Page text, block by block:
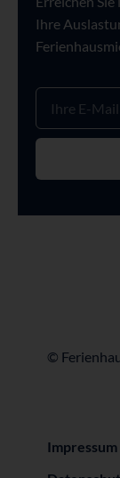
Ihre
©
Impressum